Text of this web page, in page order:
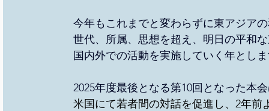
今年もこれまでと変わらずに東アジア
世代、所属、思想を超え、明日の平和
国内外での活動を実施していく年とし
2025年度最後となる第10回となった本
米国にて若者間の対話を促進し、2年前